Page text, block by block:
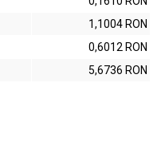
1,1004 RON
0,6012 RON
5,6736 RON